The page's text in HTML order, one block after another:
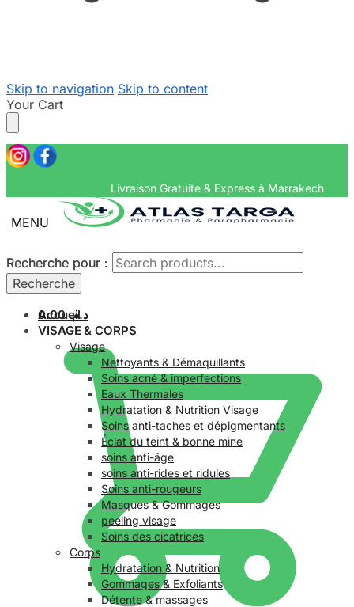
Skip to navigation Skip to content
Your Cart
Livraison Gratuite &
MENU
Recherche pour :
Recherche
د.م.0.00
Recherche pour :
Recherche
Accueil
VISAGE & CORPS
Visage
Nettoyants & Démaquillants
Soins acné & imperfections
Eaux Thermales
Hydratation & Nutrition Visage
Soins anti-taches et dépigmentants
Éclat du teint & bonne mine
soins anti-âge
soins anti-rides et ridules
Soins anti-rougeurs
Masques & Gommages
peeling visage
Soins des cicatrices
Corps
Hydratation & Nutrition
Gommages & Exfoliants
Détente & massages